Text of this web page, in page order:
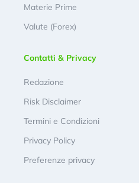
Materie Prime
Valute (Forex)
Contatti & Privacy
Redazione
Risk Disclaimer
Termini e Condizioni
Privacy Policy
Preferenze privacy